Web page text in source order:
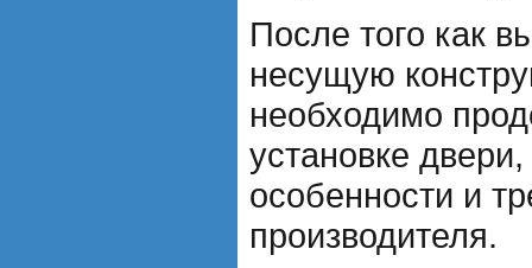
После того как
несущую
необходимо
установке
особенности и
производителя.